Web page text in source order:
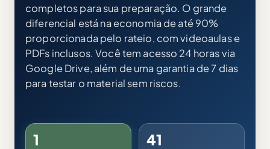
completos para sua preparação. O grande
diferencial está na economia de até 90%
proporcionada pelo rateio, com videoaulas e
PDFs inclusos. Você tem acesso 24 horas via
Google Drive, além de uma garantia de 7 dias
para testar o material sem riscos.
1 41